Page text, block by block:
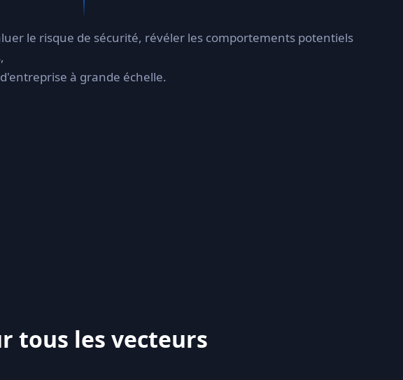
le risque de sécurité, révéler les comportements potentiels
à grande échelle.
tous les vecteurs